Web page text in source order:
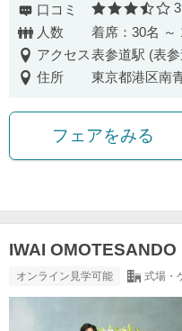
口コミ
人数
着席：30名 ～
アクセス表参道駅 (表
住所
東京都港区南
フェアをみる
IWAI OMOTESANDO
オンライン見学可能 式場・